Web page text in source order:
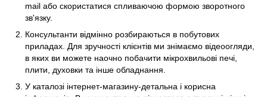
mail або скористатися спливаючою формою зворотного
зв'язку.
Консультанти відмінно розбираються в побутових
приладах. Для зручності клієнтів ми знімаємо відеоогляди,
в яких ви можете наочно побачити мікрохвильові печі,
плити, духовки та інше обладнання.
У каталозі інтернет-магазину-детальна і корисна